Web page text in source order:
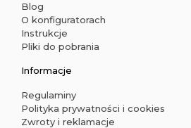
Blog
O konfiguratorach
Instrukcje
Pliki do pobrania
Informacje
Regulaminy
Polityka prywatności i cookies
Zwroty i reklamacje